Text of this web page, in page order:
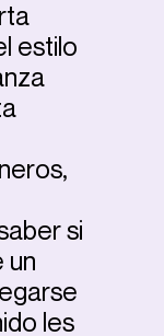
estilo
si
un
les